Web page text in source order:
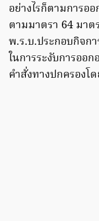
อย่างไรก็ตามการอ
ตามมาตรา 64 มาต
พ.ร.บ.ประกอบกิจก
ในการระงับการออ
คำสั่งทางปกครองโ